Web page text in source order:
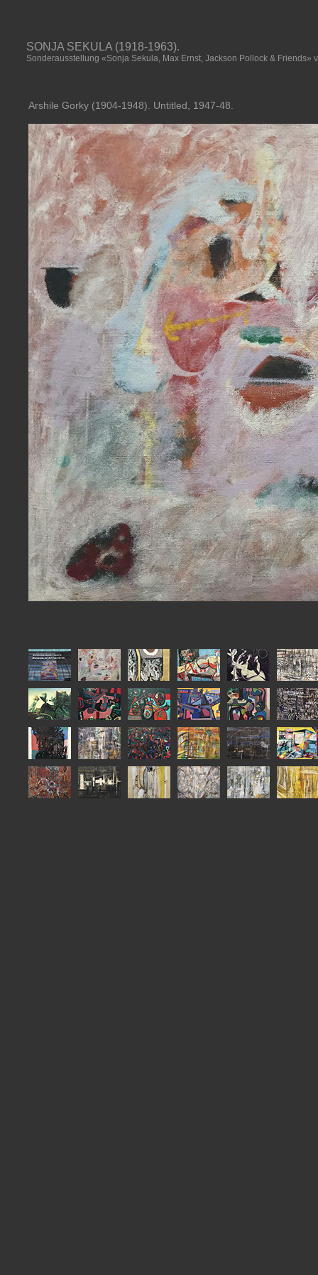
SONJA SEKULA (1918-1963).
Sonderausstellung «Sonja Sekula, Max Ernst, Jackson Pollock & Friends»
Arshile Gorky (1904-1948). Untitled, 1947-48.